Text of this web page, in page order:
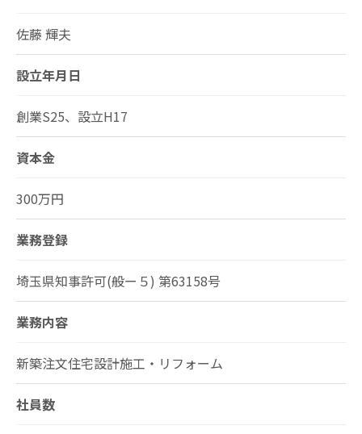
佐藤 輝夫
設立年月日
創業S25、設立H17
資本金
300万円
業務登録
埼玉県知事許可(般ー５) 第63158号
業務内容
新築注文住宅設計施工・リフォーム
社員数